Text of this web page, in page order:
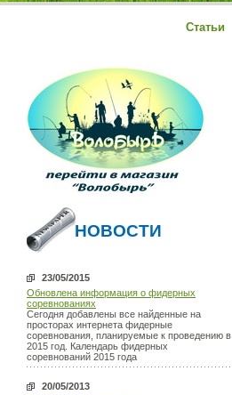
Статьи
НОВОСТИ
23/05/2015
Обновлена информация о фидерных
соревнованиях
Сегодня добавлены все найденные на
просторах интернета фидерные
соревнования, планируемые к проведению в
2015 год. Календарь фидерных
соревнований 2015 года
20/05/2013